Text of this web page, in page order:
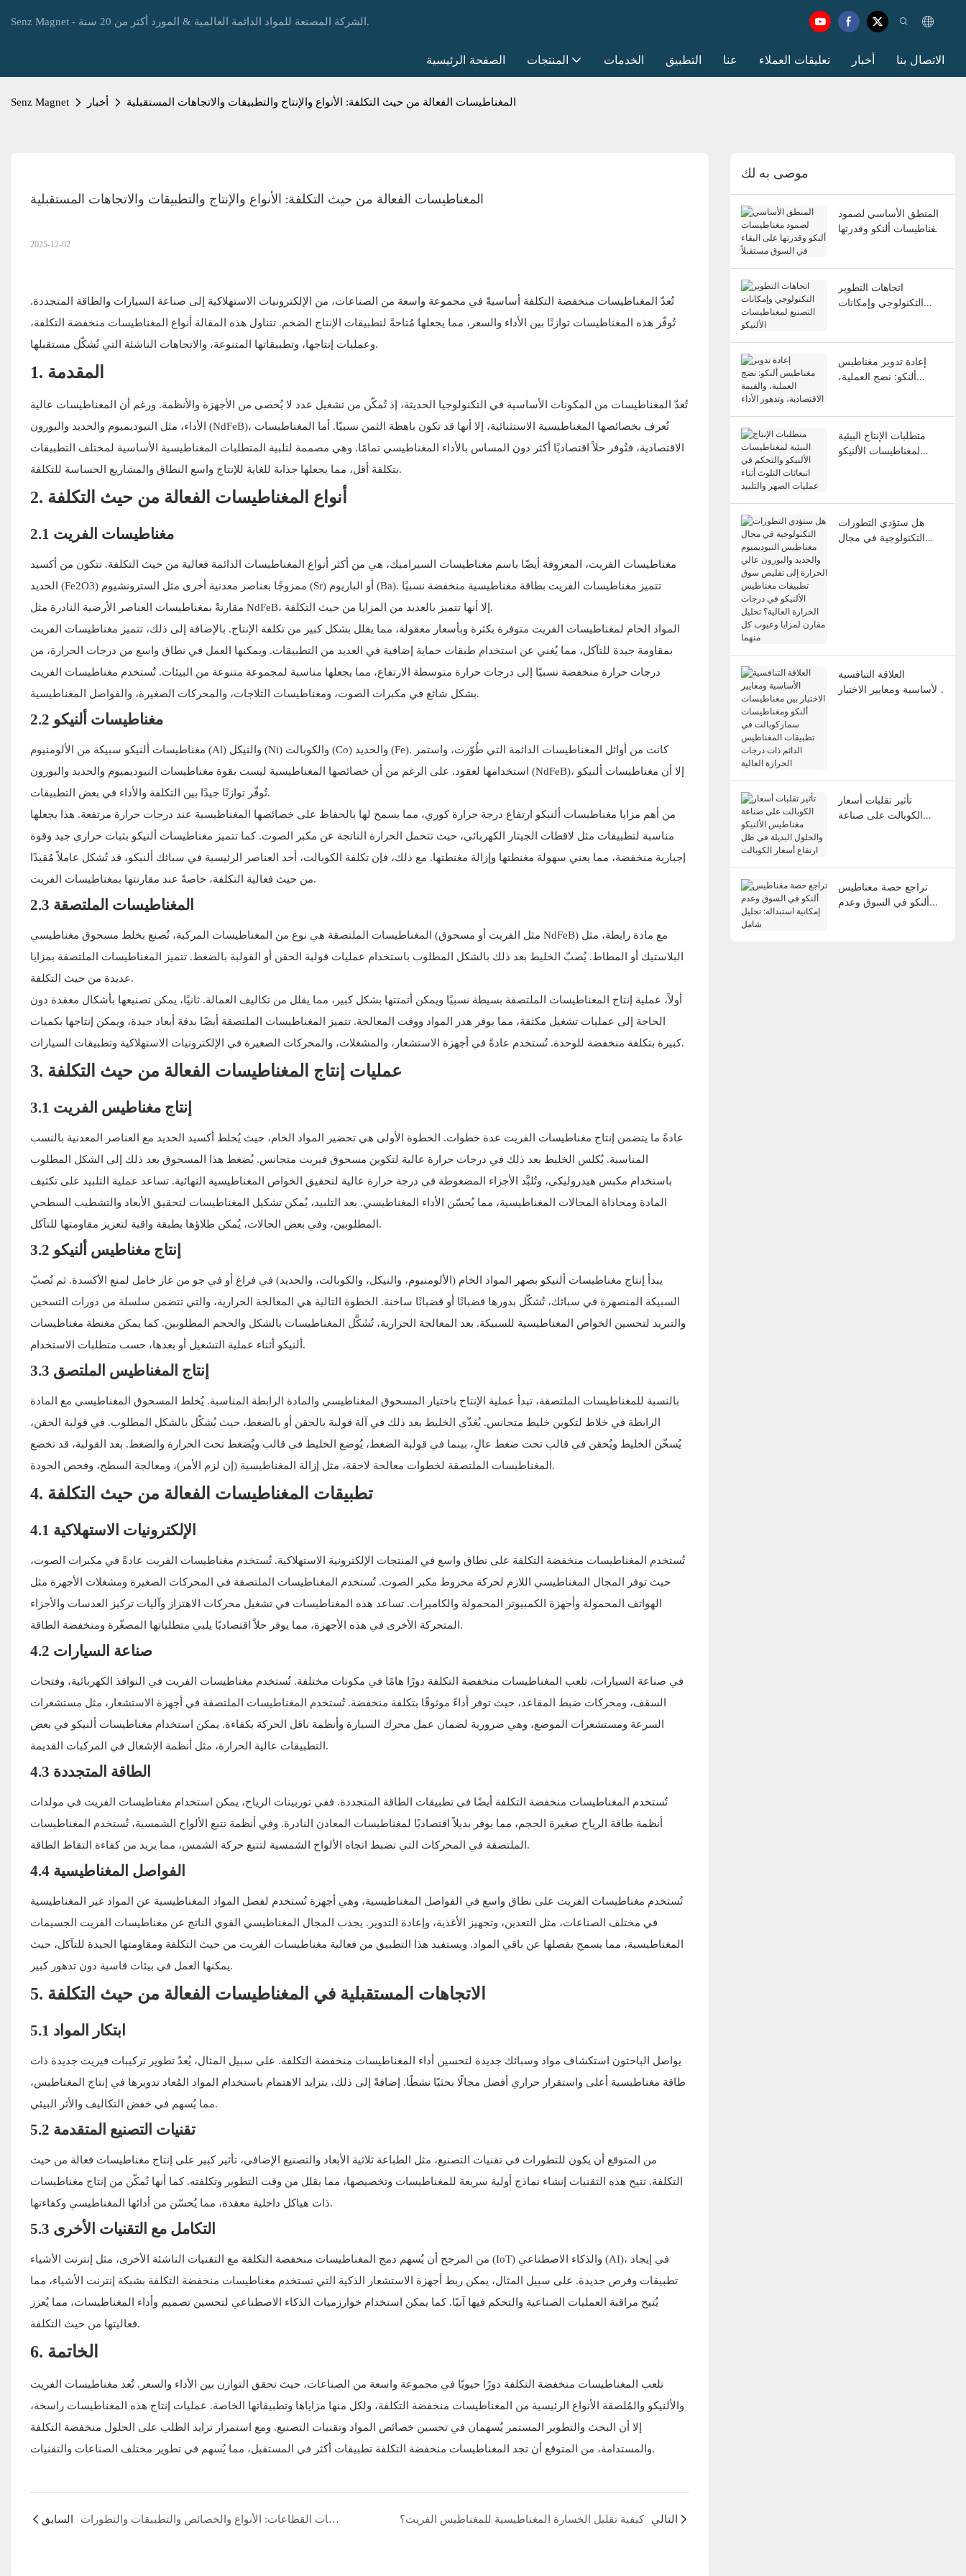
Senz Magnet - الشركة المصنعة للمواد الدائمة العالمية & المورد أكثر من 20 سنة.
الصفحة الرئيسية المنتجات الخدمات التطبيق عنا تعليقات العملاء أخبار الاتصال بنا
Senz Magnet أخبار المغناطيسات الفعالة من حيث التكلفة: الأنواع والإنتاج والتطبيقات والاتجاهات المستقبلية
المغناطيسات الفعالة من حيث التكلفة: الأنواع والإنتاج والتطبيقات والاتجاهات المستقبلية
2025-12-02
تُعدّ المغناطيسات منخفضة التكلفة أساسيةً في مجموعة واسعة من الصناعات، من الإلكترونيات الاستهلاكية إلى صناعة السيارات والطاقة المتجددة.
تُوفّر هذه المغناطيسات توازنًا بين الأداء والسعر، مما يجعلها مُتاحةً لتطبيقات الإنتاج الضخم. تتناول هذه المقالة أنواع المغناطيسات منخفضة التكلفة،
وعمليات إنتاجها، وتطبيقاتها المتنوعة، والاتجاهات الناشئة التي تُشكّل مستقبلها.
1. المقدمة
تُعدّ المغناطيسات من المكونات الأساسية في التكنولوجيا الحديثة، إذ تُمكّن من تشغيل عدد لا يُحصى من الأجهزة والأنظمة. ورغم أن المغناطيسات عالية
الأداء، مثل النيوديميوم والحديد والبورون (NdFeB)، تُعرف بخصائصها المغناطيسية الاستثنائية، إلا أنها قد تكون باهظة الثمن نسبيًا. أما المغناطيسات
الاقتصادية، فتُوفر حلاً اقتصاديًا أكثر دون المساس بالأداء المغناطيسي تمامًا. وهي مصممة لتلبية المتطلبات المغناطيسية الأساسية لمختلف التطبيقات
بتكلفة أقل، مما يجعلها جذابة للغاية للإنتاج واسع النطاق والمشاريع الحساسة للتكلفة.
2. أنواع المغناطيسات الفعالة من حيث التكلفة
2.1 مغناطيسات الفريت
مغناطيسات الفريت، المعروفة أيضًا باسم مغناطيسات السيراميك، هي من أكثر أنواع المغناطيسات الدائمة فعالية من حيث التكلفة. تتكون من أكسيد
الحديد (Fe2O3) ممزوجًا بعناصر معدنية أخرى مثل السترونشيوم (Sr) أو الباريوم (Ba). تتميز مغناطيسات الفريت بطاقة مغناطيسية منخفضة نسبيًا
مقارنةً بمغناطيسات العناصر الأرضية النادرة مثل NdFeB، إلا أنها تتميز بالعديد من المزايا من حيث التكلفة.
المواد الخام لمغناطيسات الفريت متوفرة بكثرة وبأسعار معقولة، مما يقلل بشكل كبير من تكلفة الإنتاج. بالإضافة إلى ذلك، تتميز مغناطيسات الفريت
بمقاومة جيدة للتآكل، مما يُغني عن استخدام طبقات حماية إضافية في العديد من التطبيقات. ويمكنها العمل في نطاق واسع من درجات الحرارة، من
درجات حرارة منخفضة نسبيًا إلى درجات حرارة متوسطة الارتفاع، مما يجعلها مناسبة لمجموعة متنوعة من البيئات. تُستخدم مغناطيسات الفريت
بشكل شائع في مكبرات الصوت، ومغناطيسات الثلاجات، والمحركات الصغيرة، والفواصل المغناطيسية.
2.2 مغناطيسات ألنيكو
مغناطيسات ألنيكو سبيكة من الألومنيوم (Al) والنيكل (Ni) والكوبالت (Co) والحديد (Fe). كانت من أوائل المغناطيسات الدائمة التي طُوّرت، واستمر
استخدامها لعقود. على الرغم من أن خصائصها المغناطيسية ليست بقوة مغناطيسات النيوديميوم والحديد والبورون (NdFeB)، إلا أن مغناطيسات ألنيكو
تُوفّر توازنًا جيدًا بين التكلفة والأداء في بعض التطبيقات.
من أهم مزايا مغناطيسات ألنيكو ارتفاع درجة حرارة كوري، مما يسمح لها بالحفاظ على خصائصها المغناطيسية عند درجات حرارة مرتفعة. هذا يجعلها
مناسبة لتطبيقات مثل لاقطات الجيتار الكهربائي، حيث تتحمل الحرارة الناتجة عن مكبر الصوت. كما تتميز مغناطيسات ألنيكو بثبات حراري جيد وقوة
إجبارية منخفضة، مما يعني سهولة مغنطتها وإزالة مغنطتها. مع ذلك، فإن تكلفة الكوبالت، أحد العناصر الرئيسية في سبائك ألنيكو، قد تُشكل عاملاً مُقيدًا
من حيث فعالية التكلفة، خاصةً عند مقارنتها بمغناطيسات الفريت.
2.3 المغناطيسات الملتصقة
المغناطيسات الملتصقة هي نوع من المغناطيسات المركبة، تُصنع بخلط مسحوق مغناطيسي (مثل الفريت أو مسحوق NdFeB) مع مادة رابطة، مثل
البلاستيك أو المطاط. يُصبّ الخليط بعد ذلك بالشكل المطلوب باستخدام عمليات قولبة الحقن أو القولبة بالضغط. تتميز المغناطيسات الملتصقة بمزايا
عديدة من حيث التكلفة.
أولاً، عملية إنتاج المغناطيسات الملتصقة بسيطة نسبيًا ويمكن أتمتتها بشكل كبير، مما يقلل من تكاليف العمالة. ثانيًا، يمكن تصنيعها بأشكال معقدة دون
الحاجة إلى عمليات تشغيل مكثفة، مما يوفر هدر المواد ووقت المعالجة. تتميز المغناطيسات الملتصقة أيضًا بدقة أبعاد جيدة، ويمكن إنتاجها بكميات
كبيرة بتكلفة منخفضة للوحدة. تُستخدم عادةً في أجهزة الاستشعار، والمشغلات، والمحركات الصغيرة في الإلكترونيات الاستهلاكية وتطبيقات السيارات.
3. عمليات إنتاج المغناطيسات الفعالة من حيث التكلفة
3.1 إنتاج مغناطيس الفريت
عادةً ما يتضمن إنتاج مغناطيسات الفريت عدة خطوات. الخطوة الأولى هي تحضير المواد الخام، حيث يُخلط أكسيد الحديد مع العناصر المعدنية بالنسب
المناسبة. يُكلس الخليط بعد ذلك في درجات حرارة عالية لتكوين مسحوق فيريت متجانس. يُضغط هذا المسحوق بعد ذلك إلى الشكل المطلوب
باستخدام مكبس هيدروليكي، وتُلبَّد الأجزاء المضغوطة في درجة حرارة عالية لتحقيق الخواص المغناطيسية النهائية. تساعد عملية التلبيد على تكثيف
المادة ومحاذاة المجالات المغناطيسية، مما يُحسّن الأداء المغناطيسي. بعد التلبيد، يُمكن تشكيل المغناطيسات لتحقيق الأبعاد والتشطيب السطحي
المطلوبين، وفي بعض الحالات، يُمكن طلاؤها بطبقة واقية لتعزيز مقاومتها للتآكل.
3.2 إنتاج مغناطيس ألنيكو
يبدأ إنتاج مغناطيسات ألنيكو بصهر المواد الخام (الألومنيوم، والنيكل، والكوبالت، والحديد) في فراغ أو في جو من غاز خامل لمنع الأكسدة. ثم تُصبّ
السبيكة المنصهرة في سبائك، تُشكّل بدورها قضبانًا أو قضبانًا ساخنة. الخطوة التالية هي المعالجة الحرارية، والتي تتضمن سلسلة من دورات التسخين
والتبريد لتحسين الخواص المغناطيسية للسبيكة. بعد المعالجة الحرارية، تُشَكَّل المغناطيسات بالشكل والحجم المطلوبين. كما يمكن مغنطة مغناطيسات
ألنيكو أثناء عملية التشغيل أو بعدها، حسب متطلبات الاستخدام.
3.3 إنتاج المغناطيس الملتصق
بالنسبة للمغناطيسات الملتصقة، تبدأ عملية الإنتاج باختيار المسحوق المغناطيسي والمادة الرابطة المناسبة. يُخلط المسحوق المغناطيسي مع المادة
الرابطة في خلاط لتكوين خليط متجانس. يُغذّى الخليط بعد ذلك في آلة قولبة بالحقن أو بالضغط، حيث يُشكّل بالشكل المطلوب. في قولبة الحقن،
يُسخّن الخليط ويُحقن في قالب تحت ضغط عالٍ، بينما في قولبة الضغط، يُوضع الخليط في قالب ويُضغط تحت الحرارة والضغط. بعد القولبة، قد تخضع
المغناطيسات الملتصقة لخطوات معالجة لاحقة، مثل إزالة المغناطيسية (إن لزم الأمر)، ومعالجة السطح، وفحص الجودة.
4. تطبيقات المغناطيسات الفعالة من حيث التكلفة
4.1 الإلكترونيات الاستهلاكية
تُستخدم المغناطيسات منخفضة التكلفة على نطاق واسع في المنتجات الإلكترونية الاستهلاكية. تُستخدم مغناطيسات الفريت عادةً في مكبرات الصوت،
حيث توفر المجال المغناطيسي اللازم لحركة مخروط مكبر الصوت. تُستخدم المغناطيسات الملتصقة في المحركات الصغيرة ومشغلات الأجهزة مثل
الهواتف المحمولة وأجهزة الكمبيوتر المحمولة والكاميرات. تساعد هذه المغناطيسات في تشغيل محركات الاهتزاز وآليات تركيز العدسات والأجزاء
المتحركة الأخرى في هذه الأجهزة، مما يوفر حلاً اقتصاديًا يلبي متطلباتها المصغّرة ومنخفضة الطاقة.
4.2 صناعة السيارات
في صناعة السيارات، تلعب المغناطيسات منخفضة التكلفة دورًا هامًا في مكونات مختلفة. تُستخدم مغناطيسات الفريت في النوافذ الكهربائية، وفتحات
السقف، ومحركات ضبط المقاعد، حيث توفر أداءً موثوقًا بتكلفة منخفضة. تُستخدم المغناطيسات الملتصقة في أجهزة الاستشعار، مثل مستشعرات
السرعة ومستشعرات الموضع، وهي ضرورية لضمان عمل محرك السيارة وأنظمة ناقل الحركة بكفاءة. يمكن استخدام مغناطيسات ألنيكو في بعض
التطبيقات عالية الحرارة، مثل أنظمة الإشعال في المركبات القديمة.
4.3 الطاقة المتجددة
تُستخدم المغناطيسات منخفضة التكلفة أيضًا في تطبيقات الطاقة المتجددة. ففي توربينات الرياح، يمكن استخدام مغناطيسات الفريت في مولدات
أنظمة طاقة الرياح صغيرة الحجم، مما يوفر بديلاً اقتصاديًا لمغناطيسات المعادن النادرة. وفي أنظمة تتبع الألواح الشمسية، تُستخدم المغناطيسات
الملتصقة في المحركات التي تضبط اتجاه الألواح الشمسية لتتبع حركة الشمس، مما يزيد من كفاءة التقاط الطاقة.
4.4 الفواصل المغناطيسية
تُستخدم مغناطيسات الفريت على نطاق واسع في الفواصل المغناطيسية، وهي أجهزة تُستخدم لفصل المواد المغناطيسية عن المواد غير المغناطيسية
في مختلف الصناعات، مثل التعدين، وتجهيز الأغذية، وإعادة التدوير. يجذب المجال المغناطيسي القوي الناتج عن مغناطيسات الفريت الجسيمات
المغناطيسية، مما يسمح بفصلها عن باقي المواد. ويستفيد هذا التطبيق من فعالية مغناطيسات الفريت من حيث التكلفة ومقاومتها الجيدة للتآكل، حيث
يمكنها العمل في بيئات قاسية دون تدهور كبير.
5. الاتجاهات المستقبلية في المغناطيسات الفعالة من حيث التكلفة
5.1 ابتكار المواد
يواصل الباحثون استكشاف مواد وسبائك جديدة لتحسين أداء المغناطيسات منخفضة التكلفة. على سبيل المثال، يُعدّ تطوير تركيبات فيريت جديدة ذات
طاقة مغناطيسية أعلى واستقرار حراري أفضل مجالًا بحثيًا نشطًا. إضافةً إلى ذلك، يتزايد الاهتمام باستخدام المواد المُعاد تدويرها في إنتاج المغناطيس،
مما يُسهم في خفض التكاليف والأثر البيئي.
5.2 تقنيات التصنيع المتقدمة
من المتوقع أن يكون للتطورات في تقنيات التصنيع، مثل الطباعة ثلاثية الأبعاد والتصنيع الإضافي، تأثير كبير على إنتاج مغناطيسات فعالة من حيث
التكلفة. تتيح هذه التقنيات إنشاء نماذج أولية سريعة للمغناطيسات وتخصيصها، مما يقلل من وقت التطوير وتكلفته. كما أنها تُمكّن من إنتاج مغناطيسات
ذات هياكل داخلية معقدة، مما يُحسّن من أدائها المغناطيسي وكفاءتها.
5.3 التكامل مع التقنيات الأخرى
من المرجح أن يُسهم دمج المغناطيسات منخفضة التكلفة مع التقنيات الناشئة الأخرى، مثل إنترنت الأشياء (IoT) والذكاء الاصطناعي (AI)، في إيجاد
تطبيقات وفرص جديدة. على سبيل المثال، يمكن ربط أجهزة الاستشعار الذكية التي تستخدم مغناطيسات منخفضة التكلفة بشبكة إنترنت الأشياء، مما
يُتيح مراقبة العمليات الصناعية والتحكم فيها آنيًا. كما يمكن استخدام خوارزميات الذكاء الاصطناعي لتحسين تصميم وأداء المغناطيسات، مما يُعزز
فعاليتها من حيث التكلفة.
6. الخاتمة
تلعب المغناطيسات منخفضة التكلفة دورًا حيويًا في مجموعة واسعة من الصناعات، حيث تحقق التوازن بين الأداء والسعر. تُعد مغناطيسات الفريت
والألنيكو والمُلصقة الأنواع الرئيسية من المغناطيسات منخفضة التكلفة، ولكل منها مزاياها وتطبيقاتها الخاصة. عمليات إنتاج هذه المغناطيسات راسخة،
إلا أن البحث والتطوير المستمر يُسهمان في تحسين خصائص المواد وتقنيات التصنيع. ومع استمرار تزايد الطلب على الحلول منخفضة التكلفة
والمستدامة، من المتوقع أن تجد المغناطيسات منخفضة التكلفة تطبيقات أكثر في المستقبل، مما يُسهم في تطوير مختلف الصناعات والتقنيات.
السابق مغناطيسات القطاعات: الأنواع والخصائص والتطبيقات والتطورات كيفية تقليل الخسارة المغناطيسية للمغناطيس الفريت؟ التالي
موصى به لك
المنطق الأساسي لصمود
مغناطيسات ألنكو وقدرتها
اتجاهات التطوير
التكنولوجي وإمكانات
إعادة تدوير مغناطيس
ألنكو: نضج العملية،
متطلبات الإنتاج البيئية
لمغناطيسات الألنيكو
هل ستؤدي التطورات
التكنولوجية في مجال
منهما
العلاقة التنافسية
الأساسية ومعايير الاختيار
تأثير تقلبات أسعار
الكوبالت على صناعة
تراجع حصة مغناطيس
ألنكو في السوق وعدم